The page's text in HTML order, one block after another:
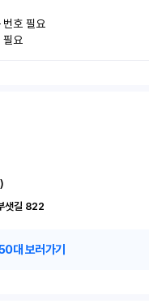
번호 필요
필요
샛길 822
대 보러가기